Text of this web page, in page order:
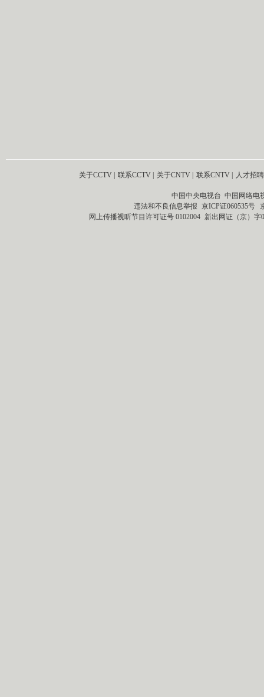
关于CCTV | 联系CCTV | 关于CNTV | 联系CNTV | 人才招聘
中国中央电视台 中国网络电
违法和不良信息举报 京ICP证060535号
网上传播视听节目许可证号 0102004 新出网证（京）